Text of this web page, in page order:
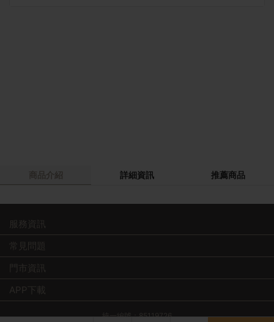
詳細資訊 推薦商品
服務資訊
常見問題
門市資訊
APP下載
統一編號：85119726